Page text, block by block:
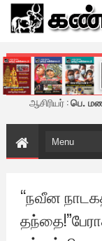
ஆசிரியர் :பெ.
“நவீன